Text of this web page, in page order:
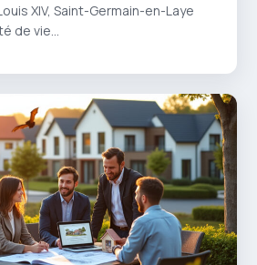
XIV, Saint-Germain-en-Laye
de vie…